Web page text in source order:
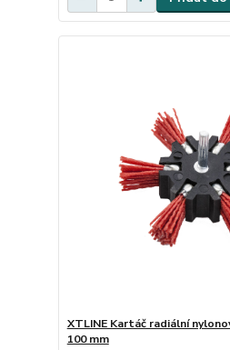
XTLINE Kartáč radiální
100 mm